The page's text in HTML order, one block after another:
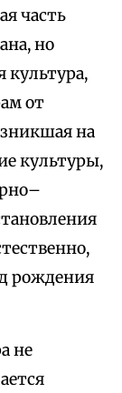
часть
но
культура,
от
на
культуры,
рождения
не